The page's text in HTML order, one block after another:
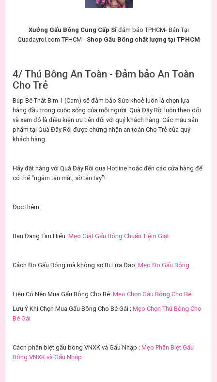
Xưởng Gấu Bông Cung Cấp Sỉ đảm bảo TPHCM- Bán Tại
Quadayroi.com TPHCM - Shop Gấu Bông chất lượng tại TPHCM
4/ Thú Bông An Toàn - Đảm bảo An Toàn
Cho Trẻ
Búp Bê Thắt Bím 1 (Cam) sẽ đảm bảo Sức khoẻ luôn là chọn lựa
hàng đầu trong cuộc sống của mỗi người. Quà Đây Rồi luôn theo dõi
và xem đó là điều kiện ưu tiên đối với quý khách hàng. Các mẫu sản
phẩm tại Quà Đây Rồi được chứng nhận an toàn Cho Trẻ của quý
khách hàng.
Hãy đặt hàng với Quà Đây Rồi qua Hotline hoặc đến các cửa hàng để
có thể “ngắm tận mắt, sờ tận tay”!
Đọc thêm:
Bạn Đang Tìm Hiểu: Mẹo Giặt Gấu Bông Chuẩn Tiệm Giặt
Cách Đo Gấu Bông mà không sợ Bị Lừa Đảo: Mẹo Đo Gấu Bông
Liệu Có Nên Mua Gấu Bông Cho Bé: Mẹo Chọn Gấu Bông Cho Bé
Lưu Ý Khi Chọn Mua Gấu Bông Cho Bé Gái : Mẹo Chọn Thú Bông Cho
Bé Gái
Cách phân biệt gấu bông VNXK và Gấu Nhập : Mẹo Phân Biệt Gấu
Bông VNXK và Gấu Nhập